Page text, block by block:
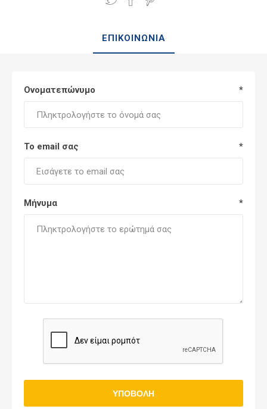
ΕΠΙΚΟΙΝΩΝΊΑ
Ονοματεπώνυμο *
Το email σας *
Μήνυμα *
ΥΠΟΒΟΛΉ